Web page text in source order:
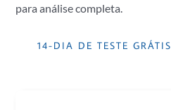
para análise completa.
14-DIA DE TESTE GRÁTIS